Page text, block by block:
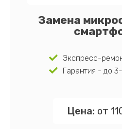
Замена
Экспресс-
Гарантия - до
Цена: от